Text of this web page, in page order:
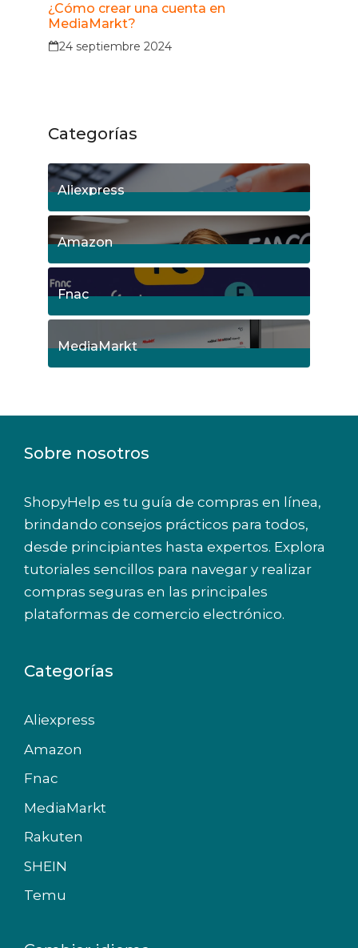
¿Cómo crear una cuenta en
MediaMarkt?
24 septiembre 2024
Categorías
Aliexpress
18Posts
Amazon
5Posts
Fnac
9Posts
MediaMarkt
Sobre nosotros
ShopyHelp es tu guía de compras en línea,
brindando consejos prácticos para todos,
desde principiantes hasta expertos. Explora
tutoriales sencillos para navegar y realizar
compras seguras en las principales
plataformas de comercio electrónico.
Categorías
Aliexpress
Amazon
Fnac
MediaMarkt
Rakuten
SHEIN
Temu